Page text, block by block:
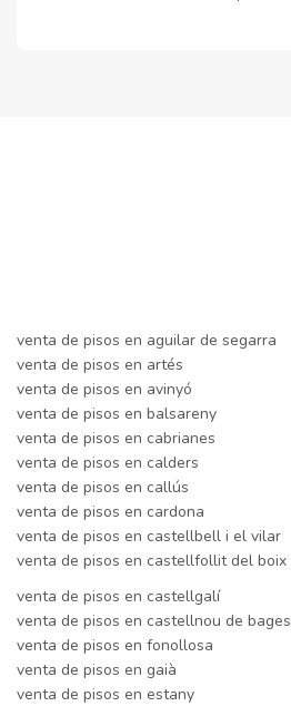
venta de pisos en aguilar de segarra
venta de pisos en artés
venta de pisos en avinyó
venta de pisos en balsareny
venta de pisos en cabrianes
venta de pisos en calders
venta de pisos en callús
venta de pisos en cardona
venta de pisos en castellbell i el vilar
venta de pisos en castellfollit del boix
venta de pisos en castellgalí
venta de pisos en castellnou de bages
venta de pisos en fonollosa
venta de pisos en gaià
venta de pisos en estany